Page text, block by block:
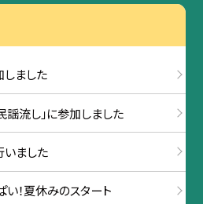
ました
流し」に参加しました
ました
！夏休みのスタート